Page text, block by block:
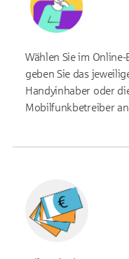
Wählen Sie im
geben Sie das
Handyinhaber oder
Mobilfunkbetreiber